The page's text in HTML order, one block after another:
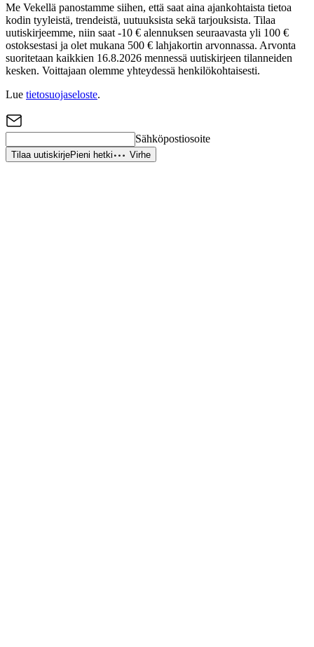
Me Vekellä panostamme siihen, että saat aina ajankohtaista tietoa
kodin tyyleistä, trendeistä, uutuuksista sekä tarjouksista. Tilaa
uutiskirjeemme, niin saat -10 € alennuksen seuraavasta yli 100 €
ostoksestasi ja olet mukana 500 € lahjakortin arvonnassa. Arvonta
suoritetaan kaikkien 16.8.2026 mennessä uutiskirjeen tilanneiden
kesken. Voittajaan olemme yhteydessä henkilökohtaisesti.
Lue tietosuojaseloste.
Sähköpostiosoite
Tilaa uutiskirjePieni hetki Virhe